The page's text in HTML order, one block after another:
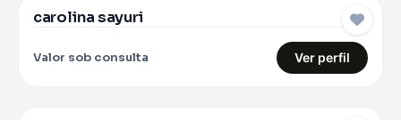
EMBAIXADOR
carolina sayuri
Valor sob consulta Ver perfil